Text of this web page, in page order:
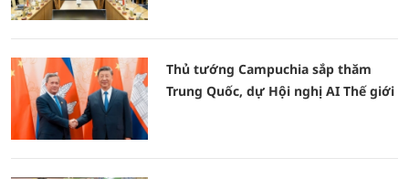
Thủ tướng Campuchia sắp thăm
Trung Quốc, dự Hội nghị AI Thế giới